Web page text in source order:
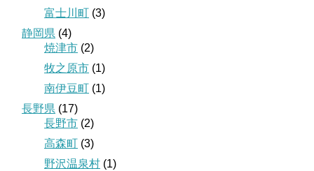
富士川町 (3)
静岡県 (4)
焼津市 (2)
牧之原市 (1)
南伊豆町 (1)
長野県 (17)
長野市 (2)
高森町 (3)
野沢温泉村 (1)